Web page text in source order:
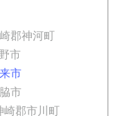
郡神河町
市
市
市
崎郡市川町